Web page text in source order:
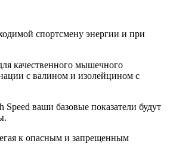
спортсмену энергии и при
качественного мышечного
с валином и изолейцином с
ваши базовые показатели будут
к опасным и запрещенным